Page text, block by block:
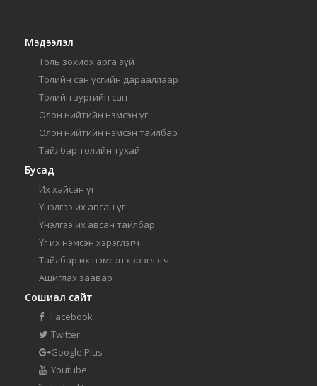
Мэдээлэл
Толь зохиох арга зүй
Толийн сан үсгийн дарааллаар
Толийн зургийн сан
Олон нийтийн нэмсэн үг
Олон нийтийн нэмсэн тайлбар
Тайлбар толийн тухай
Бусад
Их хайсан үг
Үнэлгээ их авсан үг
Үнэлгээ их авсан тайлбар
Үг их нэмсэн хэрэглэгч
Тайлбар их нэмсэн хэрэглэгч
Ашиглах заавар
Сошиал сайт
Facebook
Twitter
Google Plus
Youtube